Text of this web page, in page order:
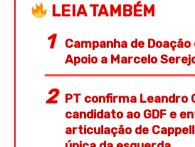
LEIA TAMBÉM
Campanha de Doação
Apoio a Marcelo
PT confirma Leandro
candidato ao GDF e
articulação de